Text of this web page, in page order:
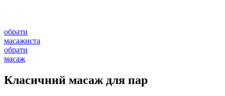
обрати
масажиста
обрати
масаж
Класичний масаж для пар